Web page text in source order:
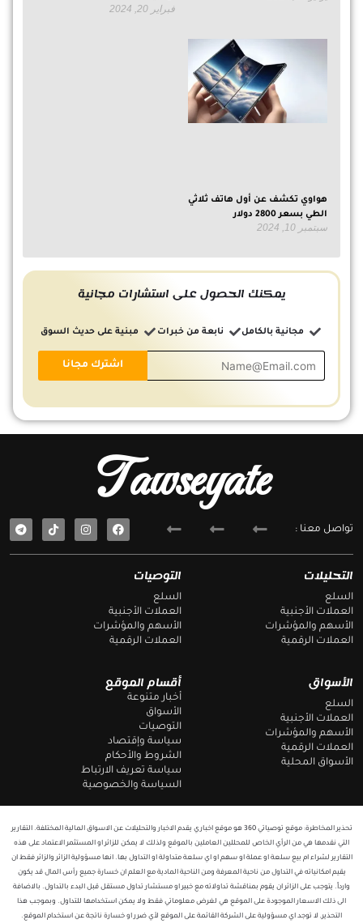
فبراير 20, 2024
هواوي تكشف عن أول هاتف ثلاثي
الطي بسعر 2800 دولار
سبتمبر 10, 2024
يمكنك الحصول على استشارات مجانية
مجانية بالكامل نابعة من خبرات مبنية على حديث السوق
أقسام الموقع
أخبار متنوعة
الأسواق
التوصيات
سياسة وإقتصاد
الشروط والأحكام
سياسة تعريف الارتباط
السياسة والخصوصية
الأسواق
السلع
العملات الأجنبية
الأسهم والمؤشرات
العملات الرقمية
الأسواق المحلية
التوصيات
السلع
العملات الأجنبية
الأسهم والمؤشرات
العملات الرقمية
التحليلات
السلع
العملات الأجنبية
الأسهم والمؤشرات
العملات الرقمية
Tawseyate
تواصل معنا :
F
a
e
T
e
e
تحذير المخاطرة: موقع توصياتي 360 هو موقع اخباري يقدم الاخبار والتحليلات عن الاسواق المالية المختلفة. التقارير
التي نقدمها هي من الرأي الخاص للمحللين العاملين بالموقع ولذلك لا يمكن للزائر او المستثمر الاعتماد على هذه
التقارير لشراء ام بيع سلعة او عملة او سهم او اي سلعة متداولة او التداول بها. انها مسؤولية الزائر والزائر فقط ان
يقيم امكانياته في التداول من ناحية المعرفة ومن الناحية المادية مع العلم ان خسارة جميع رأس المال قد يكون
وارداً. يتوجب على الزائر ان يقوم بمناقشة تداولاته مع خبير او مستشار تداول مستقل قبل البدء بالتداول. بالاضافة
الى ذلك الاسعار الموجودة على الموقع هي لغرض معلوماتي فقط ولا يمكن استخدامها للتداول. وبموجب هذا
التحذير, لا توجد اي مسؤولية على الشركة القائمة على الموقع لأي ضرر او خسارة ناتجة عن استخدام الموقع.